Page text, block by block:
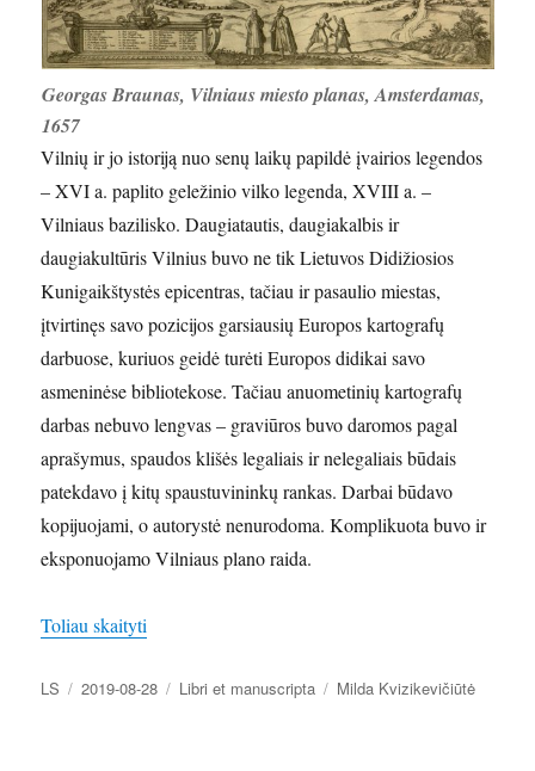
Georgas Braunas, Vilniaus miesto planas, Amsterdamas,
1657
Vilnių ir jo istoriją nuo senų laikų papildė įvairios legendos
– XVI a. paplito geležinio vilko legenda, XVIII a. –
Vilniaus bazilisko. Daugiatautis, daugiakalbis ir
daugiakultūris Vilnius buvo ne tik Lietuvos Didižiosios
Kunigaikštystės epicentras, tačiau ir pasaulio miestas,
įtvirtinęs savo pozicijos garsiausių Europos kartografų
darbuose, kuriuos geidė turėti Europos didikai savo
asmeninėse bibliotekose. Tačiau anuometinių kartografų
darbas nebuvo lengvas – graviūros buvo daromos pagal
aprašymus, spaudos klišės legaliais ir nelegaliais būdais
patekdavo į kitų spaustuvininkų rankas. Darbai būdavo
kopijuojami, o autorystė nenurodoma. Komplikuota buvo ir
eksponuojamo Vilniaus plano raida.
Toliau skaityti
Autorius
LS Paskelbta
2019-08-28 Kategorijos
Libri et manuscripta Žymos
Milda Kvizikevičiūtė